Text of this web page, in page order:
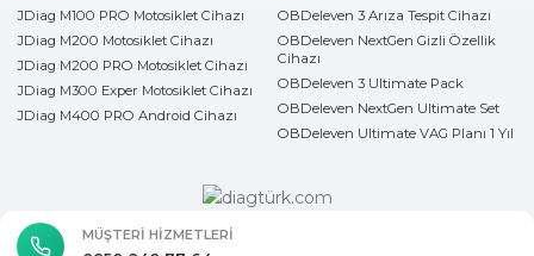
JDiag M100 PRO Motosiklet Cihazı
JDiag M200 Motosiklet Cihazı
JDiag M200 PRO Motosiklet Cihazı
JDiag M300 Exper Motosiklet Cihazı
JDiag M400 PRO Android Cihazı
OBDeleven 3 Arıza Tespit Cihazı
OBDeleven NextGen Gizli Özellik
Cihazı
OBDeleven 3 Ultimate Pack
OBDeleven NextGen Ultimate Set
OBDeleven Ultimate VAG Planı 1 Yıl
MÜŞTERI HIZMETLERI